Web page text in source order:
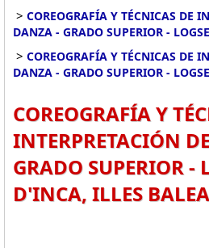
> COREOGRAFÍA Y TÉCNICAS DE
DANZA - GRADO SUPERIOR -
> COREOGRAFÍA Y TÉCNICAS DE
DANZA - GRADO SUPERIOR -
COREOGRAFÍA Y
INTERPRETACIÓN
GRADO SUPERIOR -
D'INCA, ILLES